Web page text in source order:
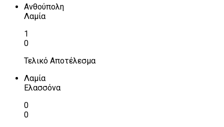
Ανθούπολη
Λαμία
1
0
Τελικό Αποτέλεσμα
Λαμία
Ελασσόνα
0
0